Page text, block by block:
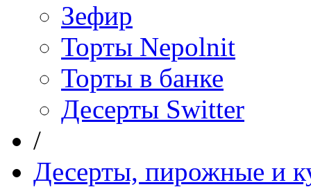
Зефир
Торты Nepolnit
Торты в банке
Десерты Switter
/
Десерты, пирожные и